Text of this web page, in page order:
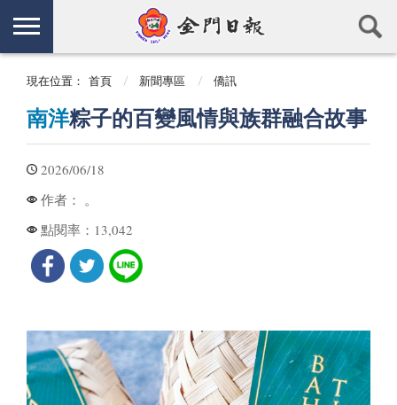
現在位置： 首頁 新聞專區 僑訊
南洋粽子的百變風情與族群融合故事
2026/06/18
作者： 。
點閱率： 13,042